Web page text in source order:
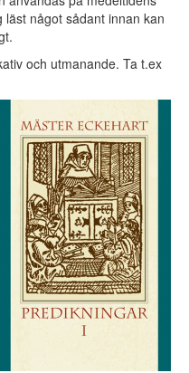
något sådant innan kan
och utmanande. Ta t.ex